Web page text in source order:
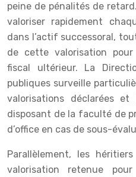
peine de pénalités de
valoriser rapidement
dans l’actif successoral,
de cette valorisation
fiscal ultérieur. La
publiques surveille
valorisations déclarées
disposant de la faculté de
d’office en cas de sous-
Parallèlement, les
valorisation retenue